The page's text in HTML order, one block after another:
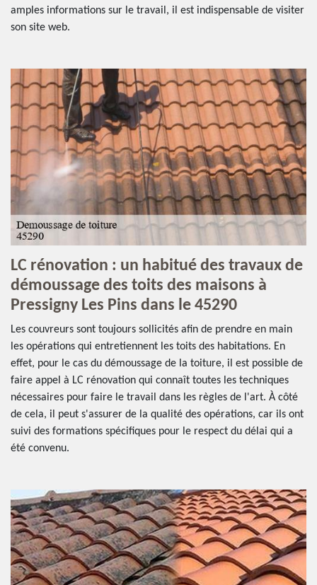
amples informations sur le travail, il est indispensable de visiter
son site web.
LC rénovation : un habitué des travaux de
démoussage des toits des maisons à
Pressigny Les Pins dans le 45290
Les couvreurs sont toujours sollicités afin de prendre en main
les opérations qui entretiennent les toits des habitations. En
effet, pour le cas du démoussage de la toiture, il est possible de
faire appel à LC rénovation qui connaît toutes les techniques
nécessaires pour faire le travail dans les règles de l'art. À côté
de cela, il peut s'assurer de la qualité des opérations, car ils ont
suivi des formations spécifiques pour le respect du délai qui a
été convenu.